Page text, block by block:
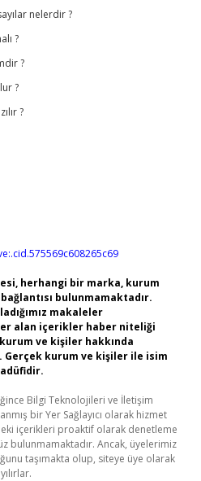
nelerdir ?
?
?
?
?
herhangi bir marka, kurum
bulunmamaktadır.
makaleler
alan içerikler haber niteliği
ve kişiler hakkında
Gerçek kurum ve kişiler ile isim
Bilgi Teknolojileri ve İletişim
bir Yer Sağlayıcı olarak hizmet
içerikleri proaktif olarak denetleme
bulunmamaktadır. Ancak, üyelerimiz
taşımakta olup, siteye üye olarak